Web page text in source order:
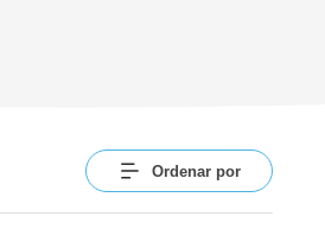
Ordenar por